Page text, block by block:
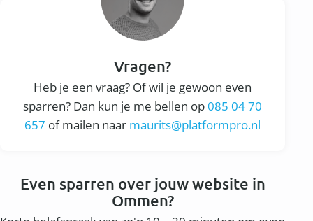
Vragen?
Heb je een vraag? Of wil je gewoon even
sparren? Dan kun je me bellen op085 04 70
657 of mailen naar maurits@platformpro.nl
Even sparren over jouw website in
Ommen?